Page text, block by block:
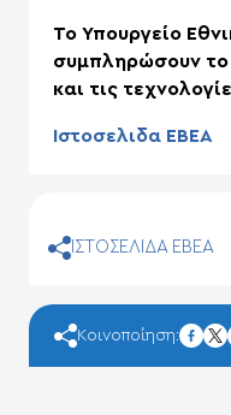
Το Υπουργείο
συμπληρώσουν το
και τις
Ιστοσελιδα ΕΒΕΑ
ΙΣΤΟΣΕΛΙΔΑ ΕΒΕΑ
Κοινοποίηση: